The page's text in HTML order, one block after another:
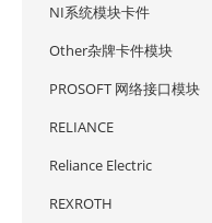
NI系统模块卡件
Other杂牌卡件模块
PROSOFT 网络接口模块
RELIANCE
Reliance Electric
REXROTH